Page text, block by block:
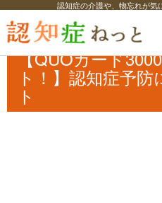
認知症の介護や、物忘れが気
認知症ねっと 認知症最新ニュース
分プレゼント！】認知症予防に関するア
【QUOカード
ト！】認知症予
ト